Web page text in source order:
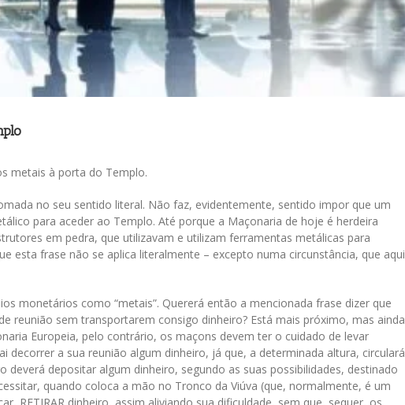
metais à porta do Templo.
no seu sentido literal. Não faz, evidentemente, sentido impor que um
para aceder ao Templo. Até porque a Maçonaria de hoje é herdeira
em pedra, que utilizavam e utilizam ferramentas metálicas para
esta frase não se aplica literalmente – excepto numa circunstância, que aqui
monetários como “metais”. Quererá então a mencionada frase dizer que
reunião sem transportarem consigo dinheiro? Está mais próximo, mas ainda
Europeia, pelo contrário, os maçons devem ter o cuidado de levar
decorrer a sua reunião algum dinheiro, já que, a determinada altura, circulará
deverá depositar algum dinheiro, segundo as suas possibilidades, destinado
quando coloca a mão no Tronco da Viúva (que, normalmente, é um